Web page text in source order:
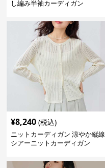
し編み半袖カーディガン
¥8,240 (税込)
ニットカーディガン 涼やか縦線
シアーニットカーディガン